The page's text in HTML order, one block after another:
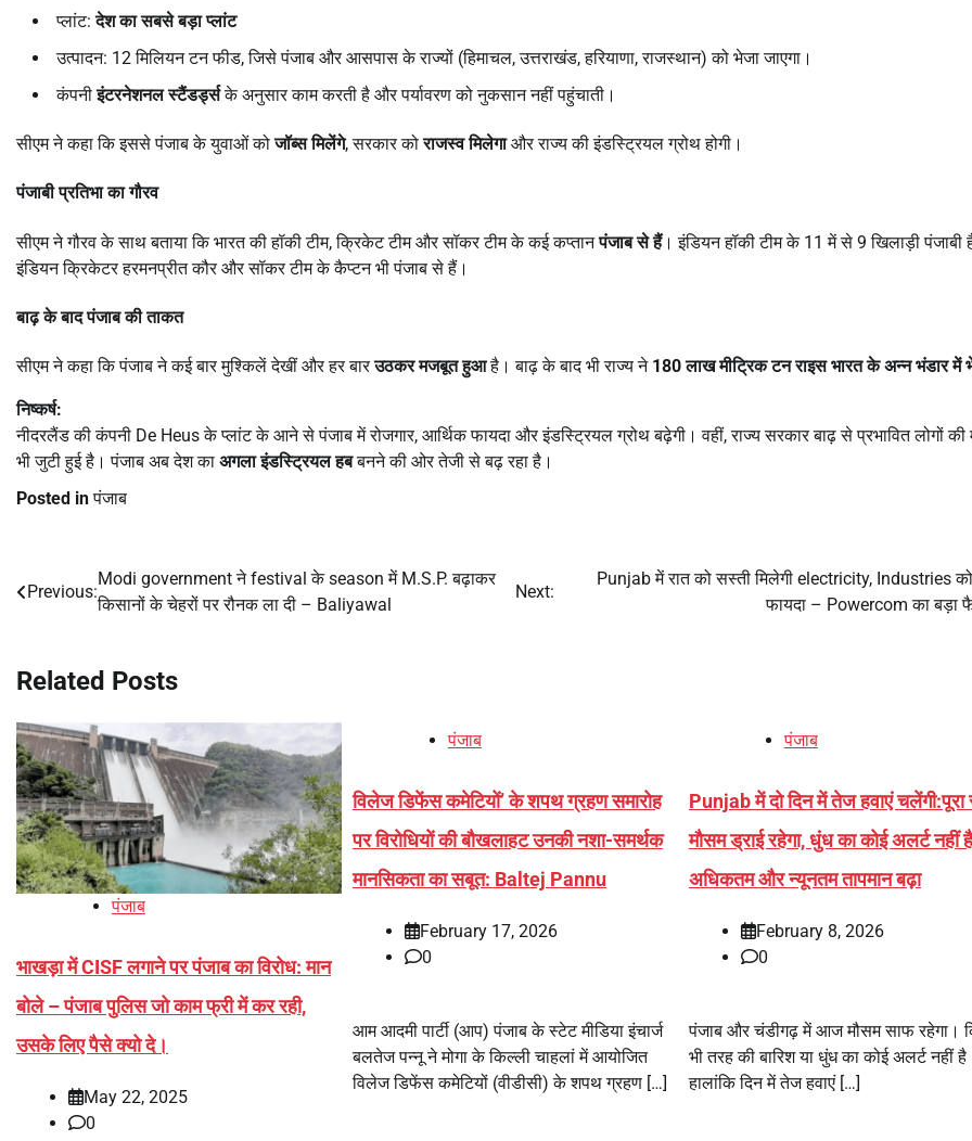
प्लांट:देश का सबसे बड़ा प्लांट
उत्पादन: 12 मिलियन टन फीड, जिसे पंजाब और आसपास के राज्यों (हिमाचल, उत्तराखंड, हरियाणा, राजस्थान) को भेजा जाएगा।
कंपनीइंटरनेशनल स्टैंडर्ड्सके अनुसार काम करती है और पर्यावरण को नुकसान नहीं पहुंचाती।
सीएम ने कहा कि इससे पंजाब के युवाओं कोजॉब्स मिलेंगे, सरकार कोराजस्व मिलेगाऔर राज्य की इंडस्ट्रियल ग्रोथ होगी।
पंजाबी प्रतिभा का गौरव
सीएम ने गौरव के साथ बताया कि भारत की हॉकी टीम, क्रिकेट टीम और सॉकर टीम के कई कप्तानपंजाब से हैं। इंडियन हॉकी टीम के 11 में से 9 खिलाड़ी पंजाबी
इंडियन क्रिकेटर हरमनप्रीत कौर और सॉकर टीम के कैप्टन भी पंजाब से हैं।
बाढ़ के बाद पंजाब की ताकत
सीएम ने कहा कि पंजाब ने कई बार मुश्किलें देखीं और हर बारउठकर मजबूत हुआहै। बाढ़ के बाद भी राज्य ने 180लाख मीट्रिक टन राइस भारत के अन्न भंडार में
निष्कर्ष:
नीदरलैंड की कंपनी De Heus के प्लांट के आने से पंजाब में रोजगार, आर्थिक फायदा और इंडस्ट्रियल ग्रोथ बढ़ेगी। वहीं, राज्य सरकार बाढ़ से प्रभावित लोगों की
भी जुटी हुई है। पंजाब अब देश का अगला इंडस्ट्रियल हबबनने की ओर तेजी से बढ़ रहा है।
Posted inपंजाब
Post
Previous:
Modi government ने festival के season में M.S.P. बढ़ाकर
किसानों के चेहरों पर रौनक ला दी – Baliyawal
Next:
Punjab में रात को सस्ती मिलेगी electricity, Industries को
फायदा – Powercom का बड़ा
Related Posts
पंजाब
भाखड़ा में CISF लगाने पर पंजाब का विरोध: मान
बोले – पंजाब पुलिस जो काम फ्री में कर रही,
उसके लिए पैसे क्यो दे।
May 22, 2025
0
पंजाब
विलेज डिफेंस कमेटियों’ के शपथ ग्रहण समारोह
पर विरोधियों की बौखलाहट उनकी नशा-समर्थक
मानसिकता का सबूत: Baltej Pannu
February 17, 2026
0
आम आदमी पार्टी (आप) पंजाब के स्टेट मीडिया इंचार्ज
बलतेज पन्नू ने मोगा के किल्ली चाहलां में आयोजित
विलेज डिफेंस कमेटियों (वीडीसी) के शपथ ग्रहण […]
पंजाब
Punjab में दो दिन में तेज हवाएं चलेंगी:पूरा
मौसम ड्राई रहेगा, धुंध का कोई अलर्ट नहीं
अधिकतम और न्यूनतम तापमान बढ़ा
February 8, 2026
0
पंजाब और चंडीगढ़ में आज मौसम साफ रहेगा।
भी तरह की बारिश या धुंध का कोई अलर्ट नहीं
हालांकि दिन में तेज हवाएं […]